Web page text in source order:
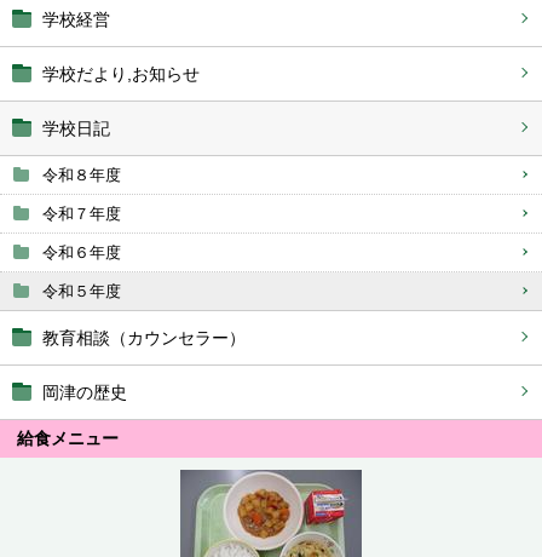
学校経営
学校だより,お知らせ
学校日記
令和８年度
令和７年度
令和６年度
令和５年度
教育相談（カウンセラー）
岡津の歴史
給食メニュー